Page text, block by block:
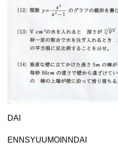
DAI
ENNSYUUMOINNDAI